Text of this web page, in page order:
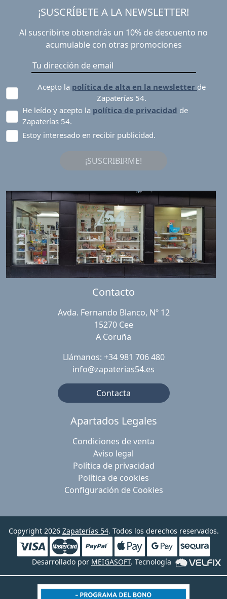
¡SUSCRÍBETE A LA NEWSLETTER!
Al suscribirte obtendrás un 10% de descuento no
acumulable con otras promociones
Acepto la política de alta en la newsletter de
Zapaterías 54.
He leído y acepto la política de privacidad de
Zapaterías 54.
Estoy interesado en recibir publicidad.
¡SUSCRIBIRME!
Contacto
Avda. Fernando Blanco, Nº 12
15270 Cee
A Coruña
Llámanos: +34 981 706 480
info@zapaterias54.es
Contacta
Apartados Legales
Condiciones de venta
Aviso legal
Política de privacidad
Política de cookies
Configuración de Cookies
Copyright 2026 Zapaterías 54. Todos los derechos reservados.
Desarrollado por MEIGASOFT. Tecnología